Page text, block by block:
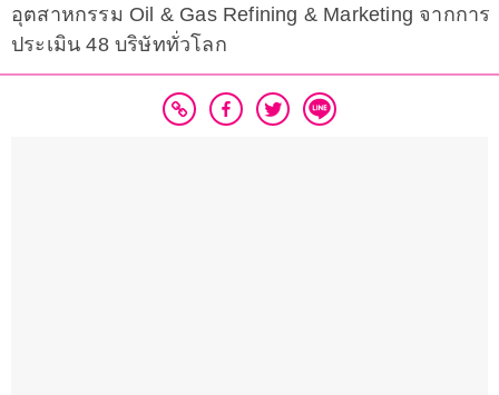
อุตสาหกรรม Oil & Gas Refining & Marketing จากการ
ประเมิน 48 บริษัททั่วโลก